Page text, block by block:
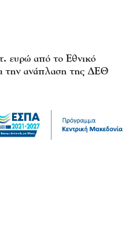
ευρώ από το Εθνικό
την ανάπλαση της ΔΕΘ